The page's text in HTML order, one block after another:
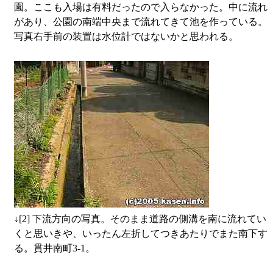
園。ここも入場は有料だったので入らなかった。中に流れ
があり、公園の南端中央まで流れてきて池を作っている。
写真右手前の装置は水位計ではないかと思われる。
↓[2] 下流方向の写真。そのまま道路の側溝を南に流れてい
くと思いきや、いったん左折してつきあたりでまた南下す
る。貫井南町3-1。